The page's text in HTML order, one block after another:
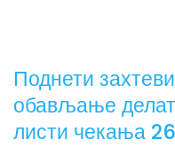
Поднети
обављање
листи чекања